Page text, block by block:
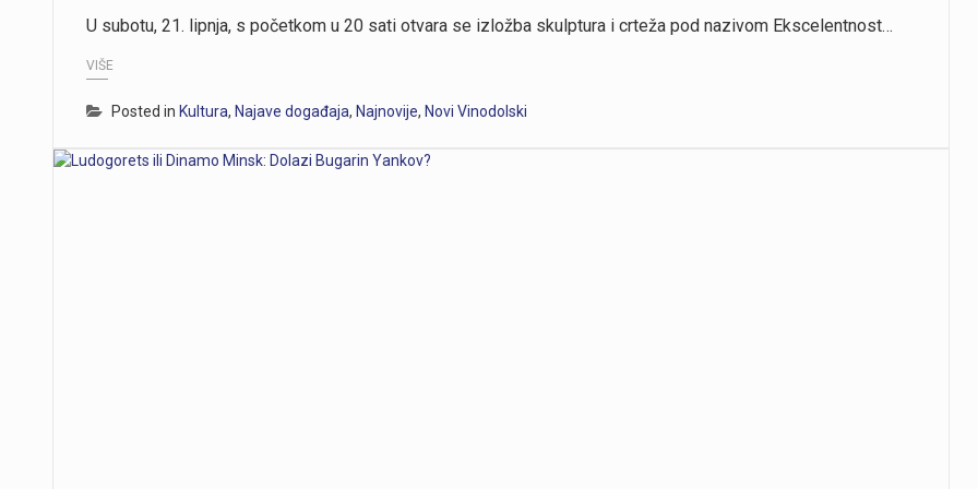
U subotu, 21. lipnja, s početkom u 20 sati otvara se izložba skulptura i crteža pod nazivom Ekscelentnost…
VIŠE
Posted in Kultura, Najave događaja, Najnovije, Novi Vinodolski